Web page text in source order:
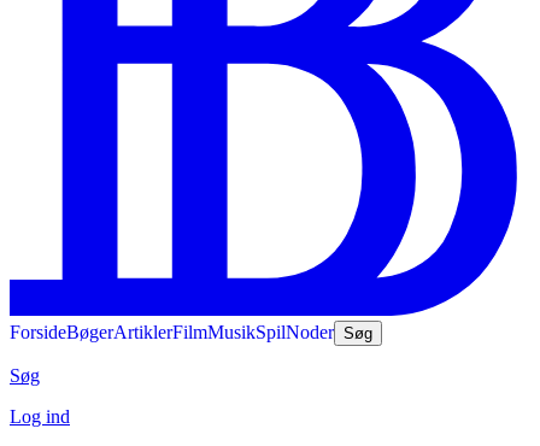
ForsideBøgerArtiklerFilmMusikSpilNoder Søg
Søg
Log ind